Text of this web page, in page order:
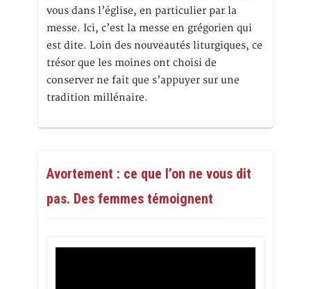
vous dans l’église, en particulier par la
messe. Ici, c’est la messe en grégorien qui
est dite. Loin des nouveautés liturgiques, ce
trésor que les moines ont choisi de
conserver ne fait que s’appuyer sur une
tradition millénaire.
Avortement : ce que l’on ne vous dit
pas. Des femmes témoignent